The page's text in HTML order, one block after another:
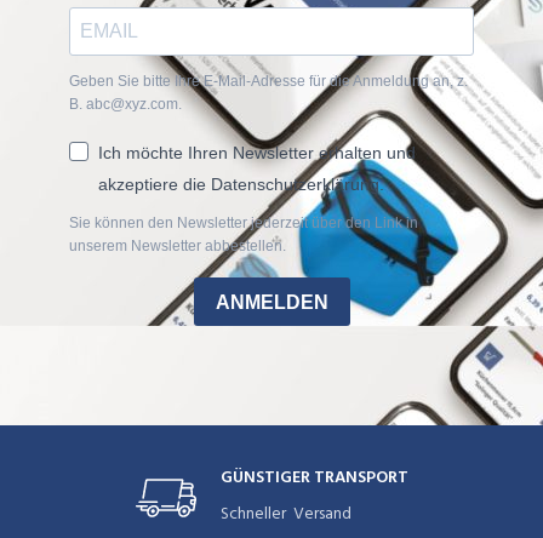
Geben Sie bitte Ihre E-Mail-Adresse für die Anmeldung an, z.
B. abc@xyz.com.
Ich möchte Ihren Newsletter erhalten und
akzeptiere die Datenschutzerklärung.
Sie können den Newsletter jederzeit über den Link in
unserem Newsletter abbestellen.
ANMELDEN
GÜNSTIGER TRANSPORT
Schneller Versand